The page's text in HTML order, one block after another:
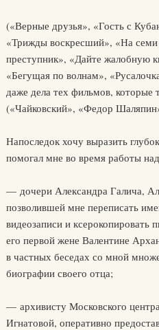
(«Верные друзья», «Гость с
«Трижды воскресший», «На семи
преступник», «Дайте жалобную
«Бегущая по волнам»,
даже дела тех фильмов, которые
(«Чайковский», «Федор
Напоследок хочу выразить
помогал мне во время работы
— дочери Александра Галича,
позволившей мне переписать
видеозаписи и ксерокопировать
его первой жене Валентине
в частных беседах со мной
биографии своего отца;
— архивисту Московского
Игнатовой, оперативно